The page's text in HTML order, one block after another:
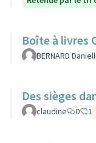
Boîte à livres
BERNARD
Des sièges
claudine 0 1